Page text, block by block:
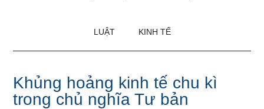
LUẬT KINH TẾ
Khủng hoảng kinh tế chu kì
trong chủ nghĩa Tư bản